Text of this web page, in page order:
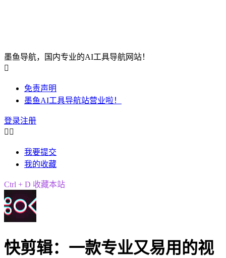
墨鱼导航，国内专业的AI工具导航网站！

免责声明
墨鱼AI工具导航站营业啦！
登录注册
 
我要提交
我的收藏
Ctrl + D 收藏本站
快剪辑：一款专业又易用的视